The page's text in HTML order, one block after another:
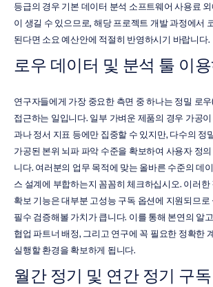
등급의 경우 기본 데이터 분석 소프트웨어 사용료
이 생길 수 있으므로, 해당 프로젝트 개발 과정에서
된다면 소요 예산안에 적절히 반영하시기 바랍니다.
로우 데이터 및 분석 툴 이
연구자들에게 가장 중요한 측면 중 하나는 정밀 로
접근하는 일입니다. 일부 가벼운 제품의 경우 가공
과나 정서 지표 등에만 집중할 수 있지만, 다수의 정
가공된 본위 뇌파 파악 수준을 확보하여 사용자 정
니다. 여러분의 업무 목적에 맞는 올바른 수준의 데
스 설계에 부합하는지 꼼꼼히 체크하십시오. 이러한
확보 기능은 대부분 고성능 구독 옵션에 지원되므로
필수 검증해볼 가치가 큽니다. 이를 통해 본연의 알
협업 파트너 배정, 그리고 연구에 꼭 필요한 정확한
실행할 환경을 확보하게 됩니다.
월간 정기 및 연간 정기 구